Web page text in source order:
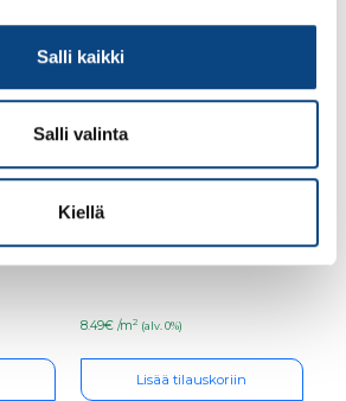
Salli kaikki
Salli valinta
KielläStyrox eristelevy
lattia
8.49€ /m2 (alv. 0%)
Lisää tilauskoriin